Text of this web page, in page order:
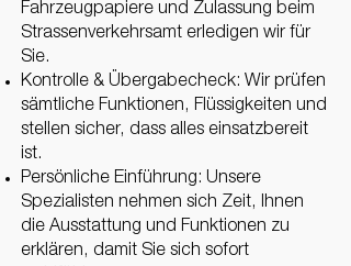
Fahrzeugpapiere und Zulassung beim
Strassenverkehrsamt erledigen wir für
Sie.
Kontrolle & Übergabecheck: Wir prüfen
sämtliche Funktionen, Flüssigkeiten und
stellen sicher, dass alles einsatzbereit
ist.
Persönliche Einführung: Unsere
Spezialisten nehmen sich Zeit, Ihnen
die Ausstattung und Funktionen zu
erklären, damit Sie sich sofort